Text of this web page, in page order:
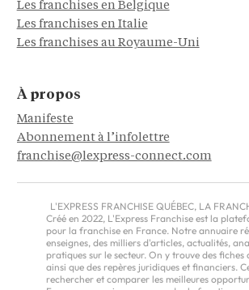
Les franchises en Belgique
Les franchises en Italie
Les franchises au Royaume-Uni
À propos
Manifeste
Abonnement à l’infolettre
franchise@lexpress-connect.com
L'EXPRESS FRANCHISE QUÉBEC, LA
Créé en 2022, L'Express Franchise est la
pour la franchise en France. Notre annuaire
enseignes, des milliers d'articles, actualités,
pratiques sur le secteur. On y trouve des fiches
ainsi que des repères juridiques et financiers.
rechercher et comparer les meilleures